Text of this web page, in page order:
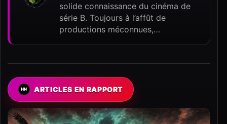
solide connaissance du cinéma de
série B. Toujours à l’affût de
productions méconnues,…
ARTICLES EN RAPPORT